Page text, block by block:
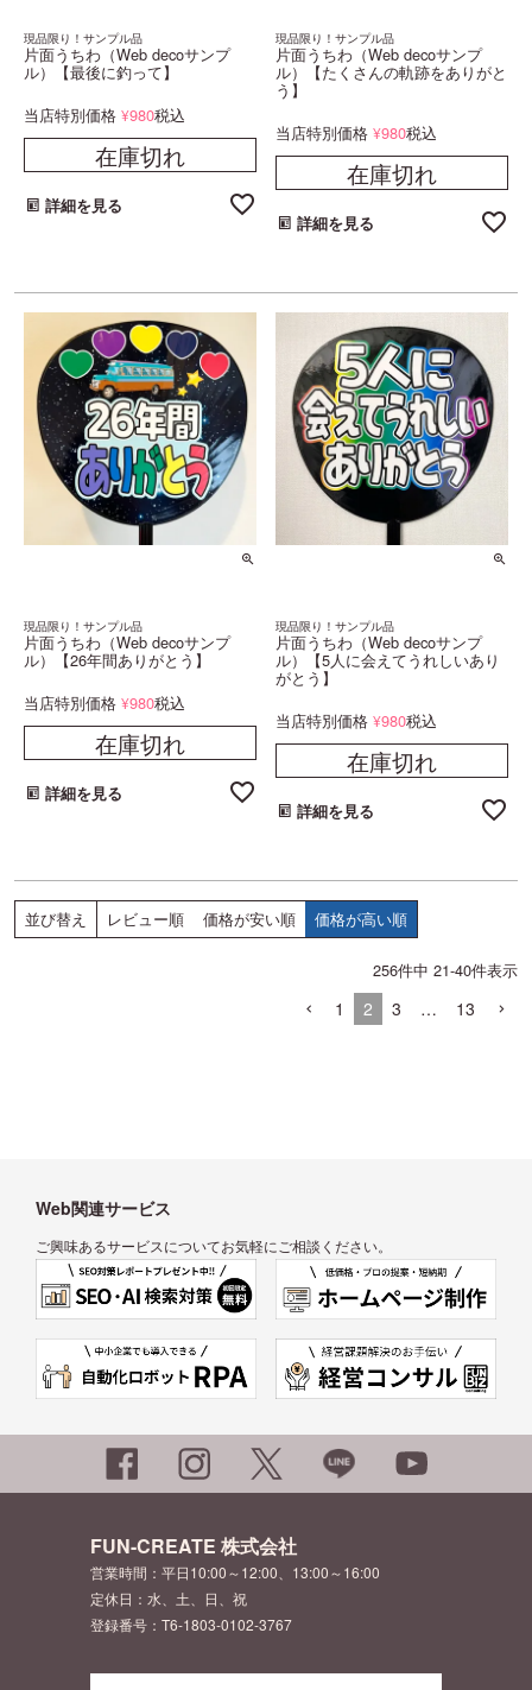
現品限り！サンプル品
片面うちわ（Web decoサンプ
ル）【最後に釣って】
当店特別価格 ¥980税込
在庫切れ
詳細を見る
現品限り！サンプル品
片面うちわ（Web decoサンプ
ル）【たくさんの軌跡をありがと
う】
当店特別価格 ¥980税込
在庫切れ
詳細を見る
現品限り！サンプル品
片面うちわ（Web decoサンプ
ル）【26年間ありがとう】
当店特別価格 ¥980税込
在庫切れ
詳細を見る
現品限り！サンプル品
片面うちわ（Web decoサンプ
ル）【5人に会えてうれしいあり
がとう】
当店特別価格 ¥980税込
在庫切れ
詳細を見る
並び替え レビュー順 価格が安い順 価格が高い順
256件中 21-40件表示
1 2 3 … 13
Web関連サービス
ご興味あるサービスについてお気軽にご相談ください。
FUN-CREATE 株式会社
営業時間：平日10:00～12:00、13:00～16:00
定休日：水、土、日、祝
登録番号：T6-1803-0102-3767